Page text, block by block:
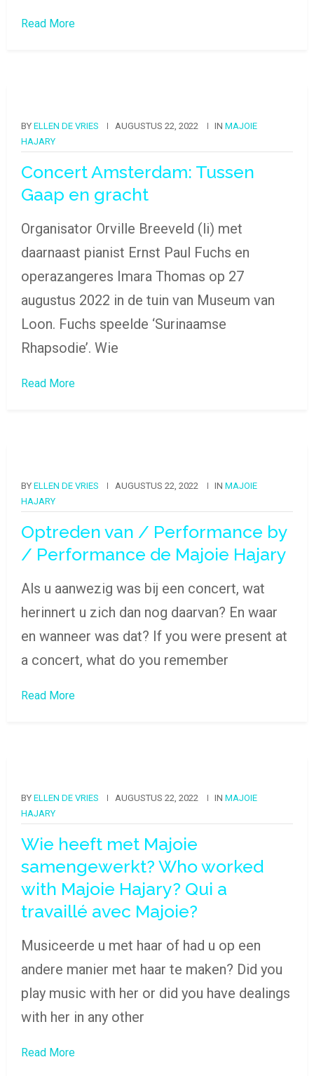
Read More
BY ELLEN DE VRIES AUGUSTUS 22, 2022 IN MAJOIE
HAJARY
Concert Amsterdam: Tussen
Gaap en gracht
Organisator Orville Breeveld (li) met
daarnaast pianist Ernst Paul Fuchs en
operazangeres Imara Thomas op 27
augustus 2022 in de tuin van Museum van
Loon. Fuchs speelde ‘Surinaamse
Rhapsodie’. Wie
Read More
BY ELLEN DE VRIES AUGUSTUS 22, 2022 IN MAJOIE
HAJARY
Optreden van / Performance by
/ Performance de Majoie Hajary
Als u aanwezig was bij een concert, wat
herinnert u zich dan nog daarvan? En waar
en wanneer was dat? If you were present at
a concert, what do you remember
Read More
BY ELLEN DE VRIES AUGUSTUS 22, 2022 IN MAJOIE
HAJARY
Wie heeft met Majoie
samengewerkt? Who worked
with Majoie Hajary? Qui a
travaillé avec Majoie?
Musiceerde u met haar of had u op een
andere manier met haar te maken? Did you
play music with her or did you have dealings
with her in any other
Read More